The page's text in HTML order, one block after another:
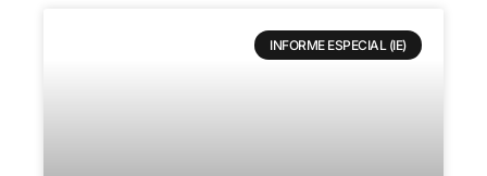
INFORME ESPECIAL (IE)